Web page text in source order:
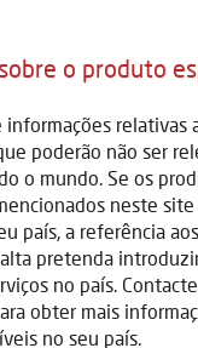
o produto
relativas
poderão não ser
o mundo. Se os
neste
país, a referência
pretenda
no país.
obter mais
no seu país.